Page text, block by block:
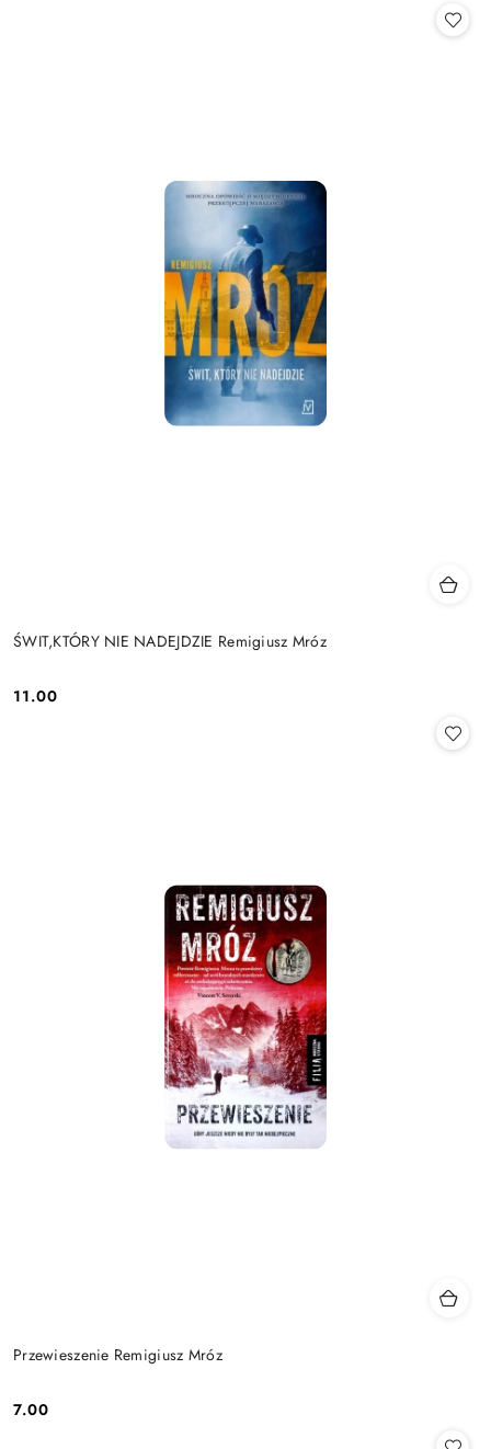
ŚWIT,KTÓRY NIE NADEJDZIE Remigiusz Mróz
Cena:
11.00
Przewieszenie Remigiusz Mróz
Cena:
7.00